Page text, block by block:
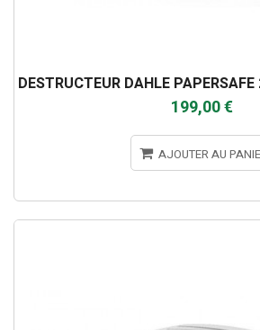
DESTRUCTEUR DAHLE
199,00 €
AJOUTER AU